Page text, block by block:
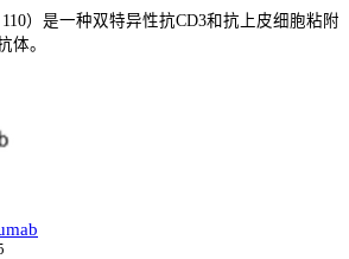
）是一种双特异性抗CD3和抗上皮细胞粘附
体。